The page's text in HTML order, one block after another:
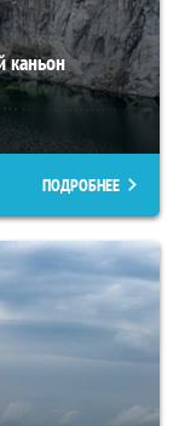
каньон
ПОДРОБНЕЕ